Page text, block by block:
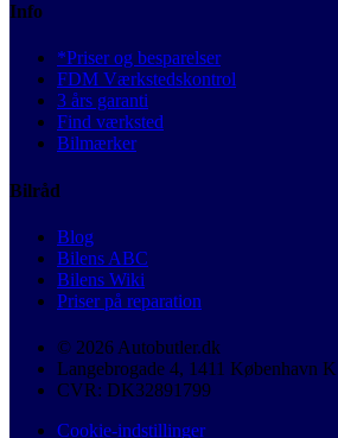
Info
*Priser og besparelser
FDM Værkstedskontrol
3 års garanti
Find værksted
Bilmærker
Bilråd
Blog
Bilens ABC
Bilens Wiki
Priser på reparation
© 2026 Autobutler.dk
Langebrogade 4, 1411 København K
CVR: DK32891799
Cookie-indstillinger